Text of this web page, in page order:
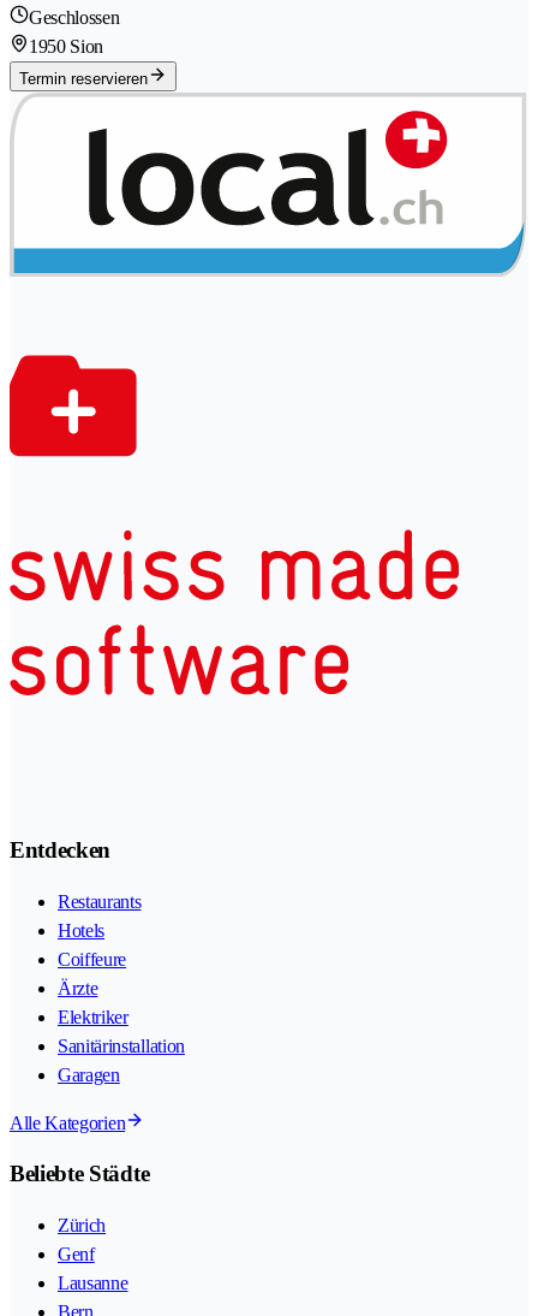
Geschlossen
1950 Sion
Termin reservieren
Entdecken
Restaurants
Hotels
Coiffeure
Ärzte
Elektriker
Sanitärinstallation
Garagen
Alle Kategorien
Beliebte Städte
Zürich
Genf
Lausanne